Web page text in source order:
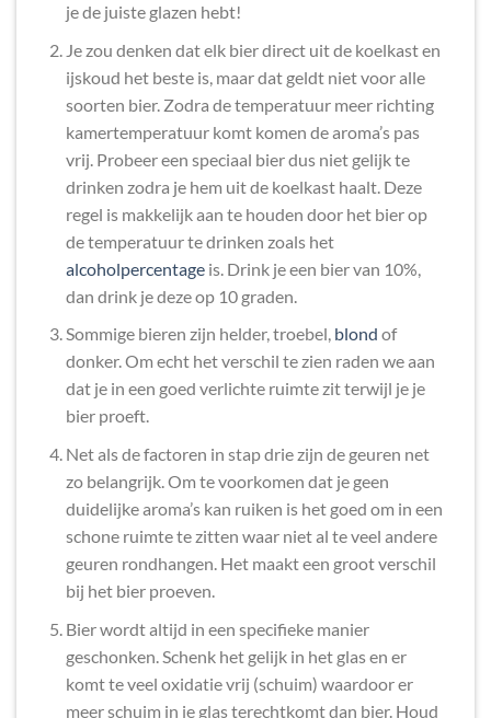
je de juiste glazen hebt!
Je zou denken dat elk bier direct uit de koelkast en
ijskoud het beste is, maar dat geldt niet voor alle
soorten bier. Zodra de temperatuur meer richting
kamertemperatuur komt komen de aroma’s pas
vrij. Probeer een speciaal bier dus niet gelijk te
drinken zodra je hem uit de koelkast haalt. Deze
regel is makkelijk aan te houden door het bier op
de temperatuur te drinken zoals het
alcoholpercentageis. Drink je een bier van 10%,
dan drink je deze op 10 graden.
Sommige bieren zijn helder, troebel, blond of
donker. Om echt het verschil te zien raden we aan
dat je in een goed verlichte ruimte zit terwijl je je
bier proeft.
Net als de factoren in stap drie zijn de geuren net
zo belangrijk. Om te voorkomen dat je geen
duidelijke aroma’s kan ruiken is het goed om in een
schone ruimte te zitten waar niet al te veel andere
geuren rondhangen. Het maakt een groot verschil
bij het bier proeven.
Bier wordt altijd in een specifieke manier
geschonken. Schenk het gelijk in het glas en er
komt te veel oxidatie vrij (schuim) waardoor er
meer schuim in je glas terechtkomt dan bier. Houd